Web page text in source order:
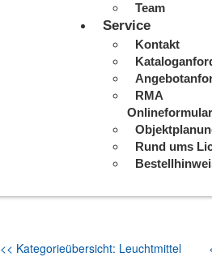
Team
Service
Kontakt
RMA
Onlineformular
Rund ums
<< Kategorieübersicht: Leuchtmittel